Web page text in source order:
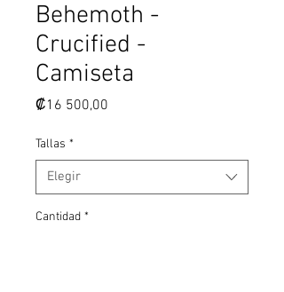
Behemoth -
Crucified -
Camiseta
₡16 500,00
Tallas *
Elegir
Cantidad *